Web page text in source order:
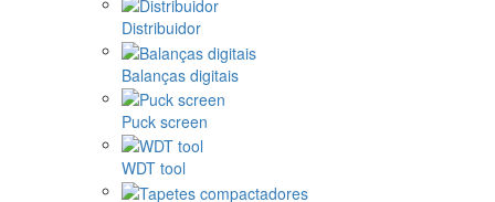
Distribuidor
Balanças digitais
Puck screen
WDT tool